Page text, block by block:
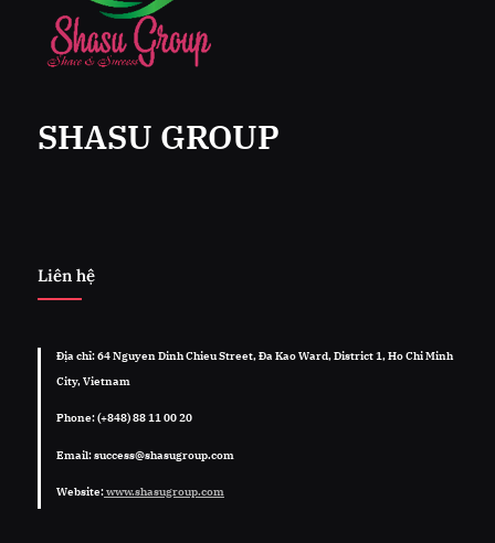
SHASU GROUP
Liên hệ
Địa chỉ: 64 Nguyen Dinh Chieu Street, Đa Kao Ward, District 1, Ho Chi Minh
City, Vietnam
Phone: (+848) 88 11 00 20
Email: success@shasugroup.com
Website:www.shasugroup.com